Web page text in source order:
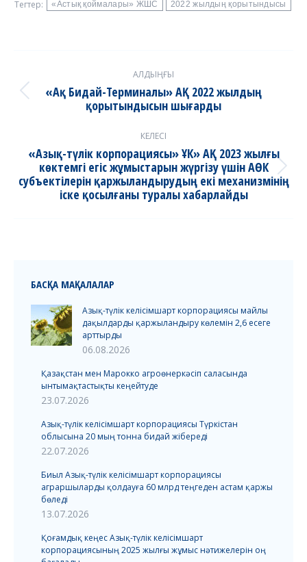
Тегтер:
«Астық қоймалары» ЖШС 2022 жылдың қорытындысы
navigation
АЛДЫҢҒЫ
Previous
post:
«Ақ Бидай-Терминалы» АҚ 2022 жылдың
қорытындысын шығарды
КЕЛЕСІ
Next
post:
«Азық-түлік корпорациясы» ҰК» АҚ 2023 жылғы
көктемгі егіс жұмыстарын жүргізу үшін АӨК
субъектілерін қаржыландырудың екі механизмінің
іске қосылғаны туралы хабарлайды
БАСҚА МАҚАЛАЛАР
Азық-түлік келісімшарт корпорациясы майлы
дақылдарды қаржыландыру көлемін 2,6 есеге
арттырды
06.08.2026
Қазақстан мен Марокко агроөнеркәсіп саласында
ынтымақтастықты кеңейтуде
23.07.2026
Азық-түлік келісімшарт корпорациясы Түркістан
облысына 20 мың тонна бидай жібереді
22.07.2026
Биыл Азық-түлік келісімшарт корпорациясы
аграршыларды қолдауға 60 млрд теңгеден астам қаржы
бөледі
13.07.2026
Қоғамдық кеңес Азық-түлік келісімшарт
корпорациясының 2025 жылғы жұмыс нәтижелерін оң